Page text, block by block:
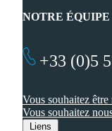
Liens
NOTRE
+33 (0)5
Vous souhaitez être
Vous souhaitez